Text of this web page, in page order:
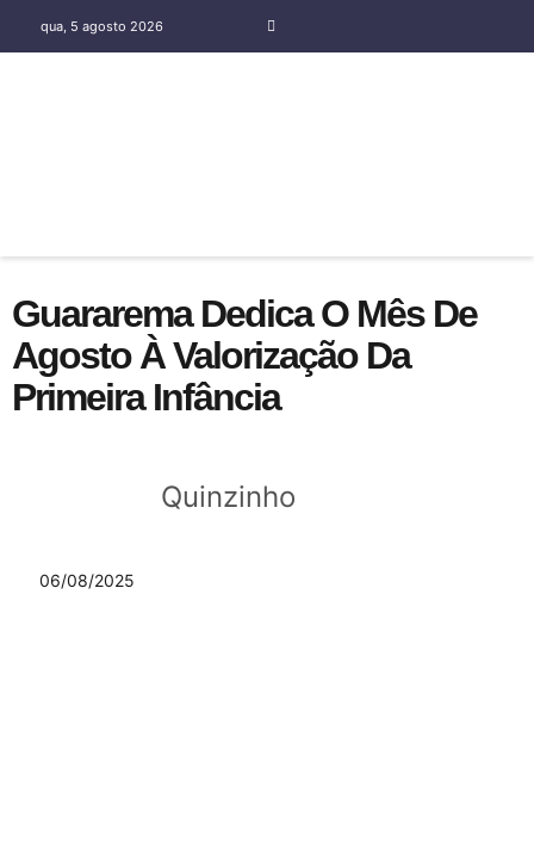
qua, 5 agosto 2026
Guararema Dedica O Mês De
Agosto À Valorização Da
Primeira Infância
Quinzinho
06/08/2025